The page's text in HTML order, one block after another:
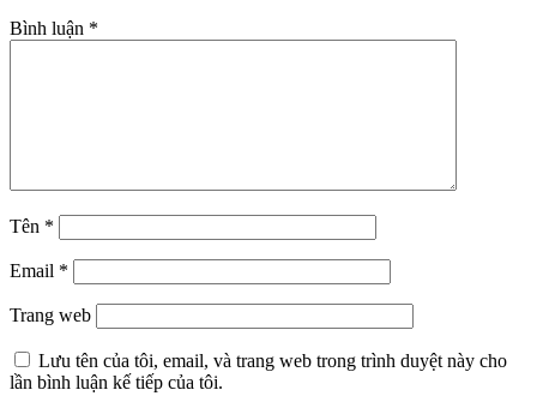
Bình luận *
Tên *
Email *
Trang web
Lưu tên của tôi, email, và trang web trong trình duyệt này cho
lần bình luận kế tiếp của tôi.